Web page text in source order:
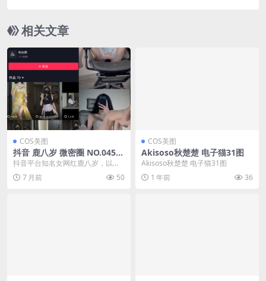
相关文章
COS美图
抖音 鹿八岁 微密圈 NO.045期
【18P】最新至：2024.7.29
抖音平台知名女网红鹿八岁，以其
独特的内容风格和亲和力吸引了大
量粉丝的关注。她的内...
7 月前 50
COS美图
Akisoso秋楚楚 电子猫31图
Akisoso秋楚楚 电子猫31图
1 年前
36